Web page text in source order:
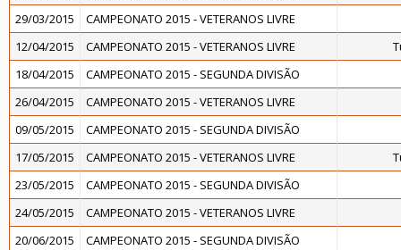
29/03/2015
CAMPEONATO 2015 - VETERANOS LIVRE
12/04/2015
CAMPEONATO 2015 - VETERANOS LIVRE
18/04/2015
CAMPEONATO 2015 - SEGUNDA DIVISÃO
26/04/2015
CAMPEONATO 2015 - VETERANOS LIVRE
09/05/2015
CAMPEONATO 2015 - SEGUNDA DIVISÃO
17/05/2015
CAMPEONATO 2015 - VETERANOS LIVRE
23/05/2015
CAMPEONATO 2015 - SEGUNDA DIVISÃO
24/05/2015
CAMPEONATO 2015 - VETERANOS LIVRE
20/06/2015
CAMPEONATO 2015 - SEGUNDA DIVISÃO